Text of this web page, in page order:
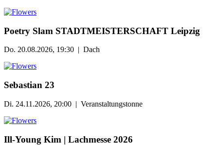
Poetry Slam STADTMEISTERSCHAFT Leipzig
Do. 20.08.2026, 19:30 | Dach
Sebastian 23
Di. 24.11.2026, 20:00 | Veranstaltungstonne
Ill-Young Kim | Lachmesse 2026